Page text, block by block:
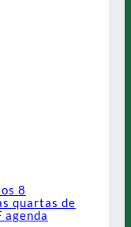
8
quartas de